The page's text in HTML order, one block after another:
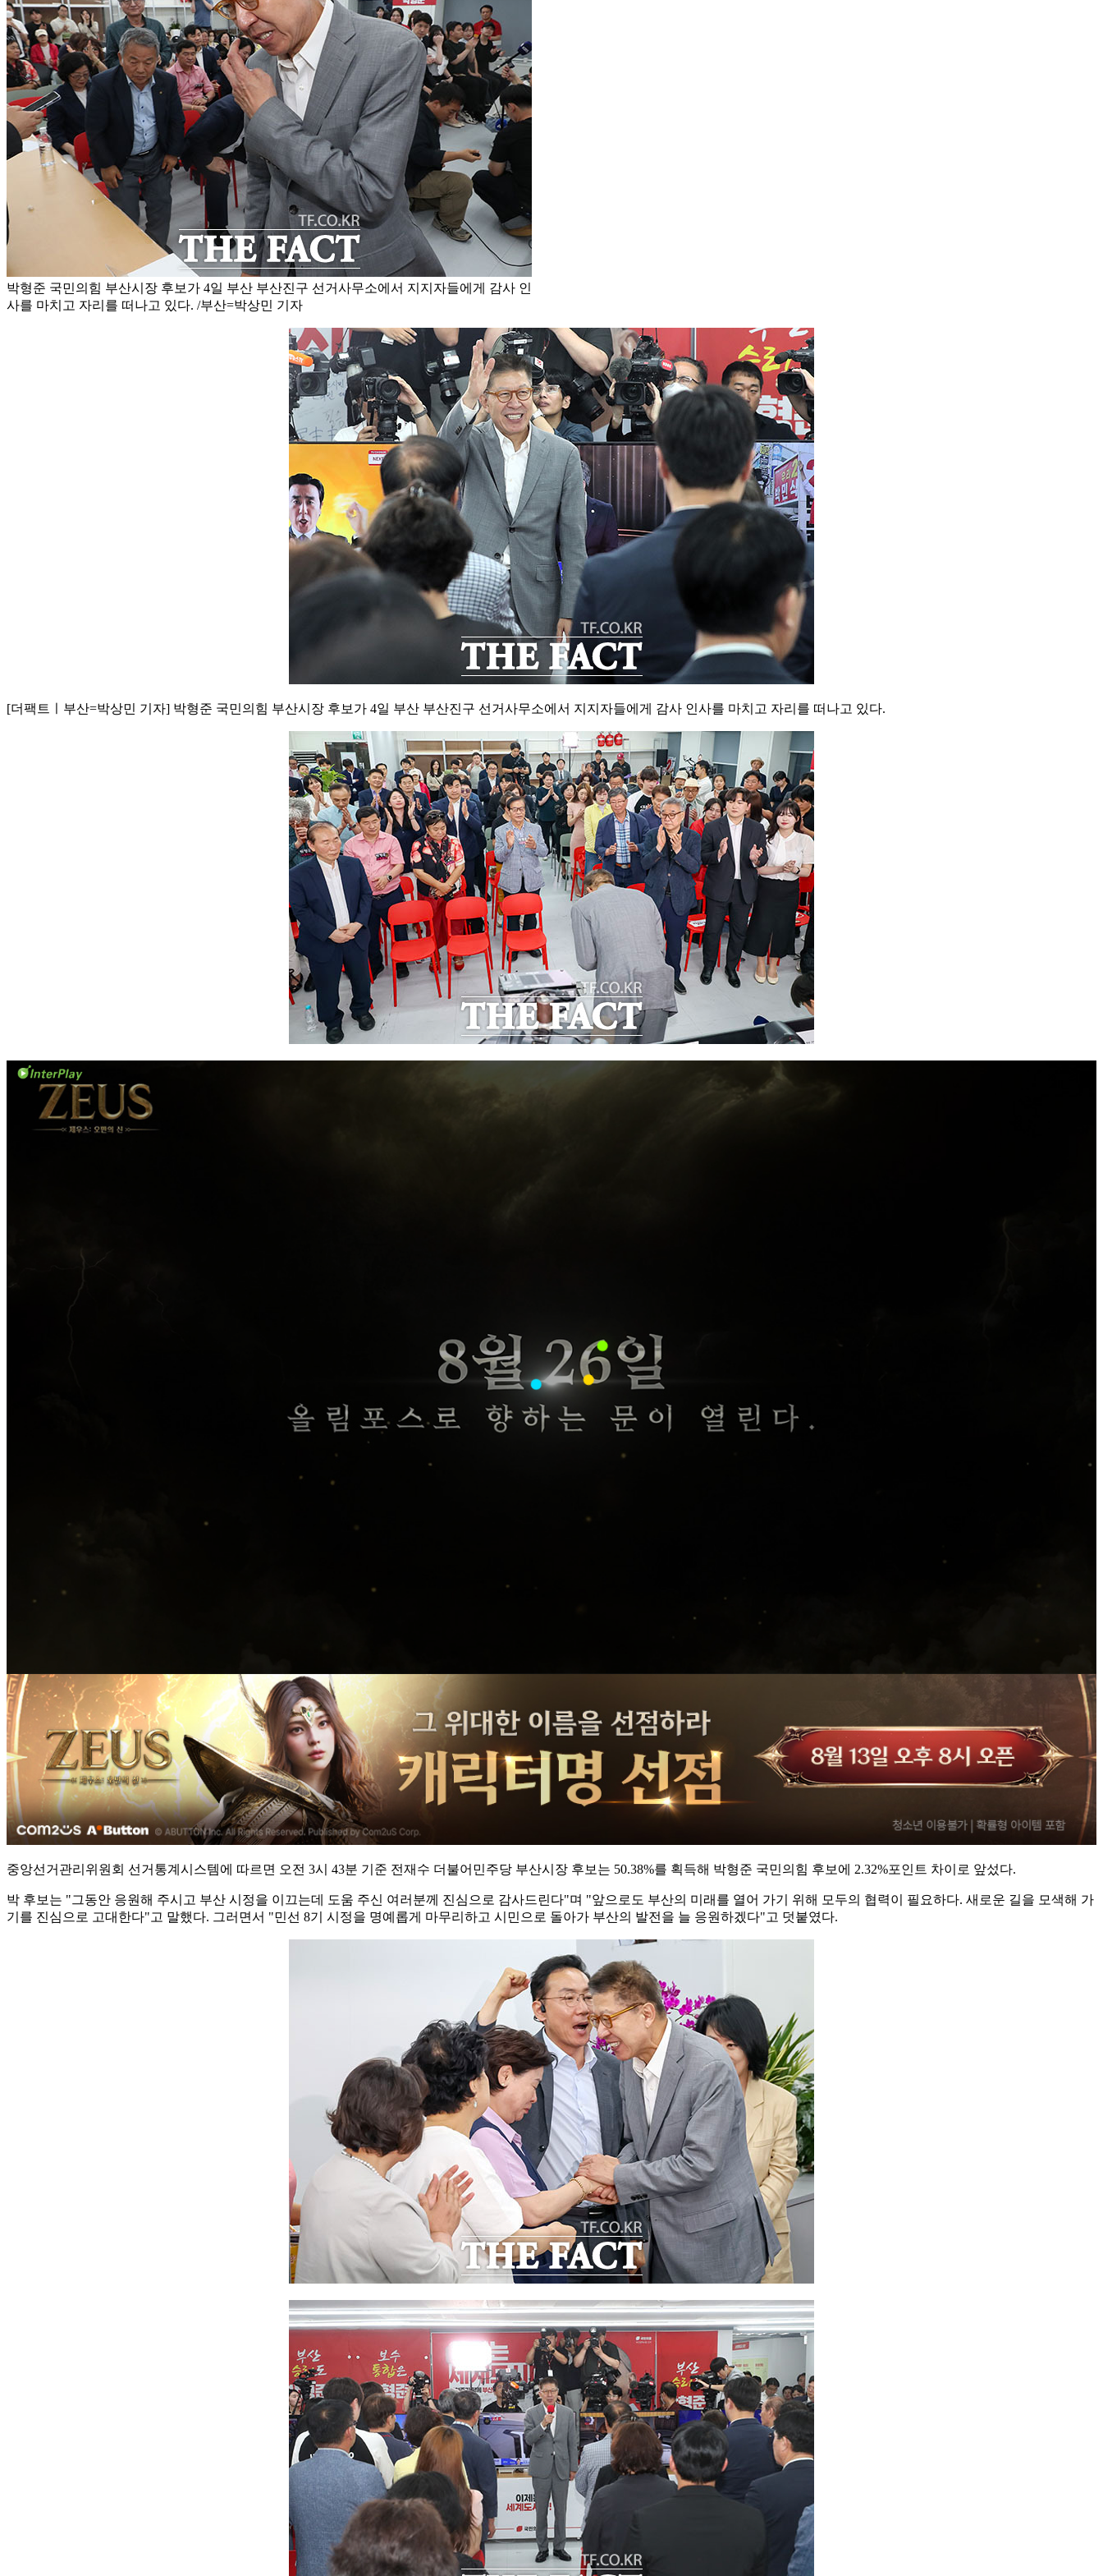
박형준 국민의힘 부산시장 후보가 4일 부산 부산진구 선거사무소에서 지지자들에게 감사 인
사를 마치고 자리를 떠나고 있다. /부산=박상민 기자
[더팩트ㅣ부산=박상민 기자] 박형준 국민의힘 부산시장 후보가 4일 부산 부산진구 선거사무소에서 지지자들에게 감사 인사를 마치고 자리를 떠나고 있다.
중앙선거관리위원회 선거통계시스템에 따르면 오전 3시 43분 기준 전재수 더불어민주당 부산시장 후보는 50.38%를 획득해 박형준 국민의힘 후보에 2.32%포인트 차이로 앞섰다.
박 후보는 "그동안 응원해 주시고 부산 시정을 이끄는데 도움 주신 여러분께 진심으로 감사드린다"며 "앞으로도 부산의 미래를 열어 가기 위해 모두의 협력이 필요하다. 새로운 길을 모색해 가
기를 진심으로 고대한다"고 말했다. 그러면서 "민선 8기 시정을 명예롭게 마무리하고 시민으로 돌아가 부산의 발전을 늘 응원하겠다"고 덧붙였다.